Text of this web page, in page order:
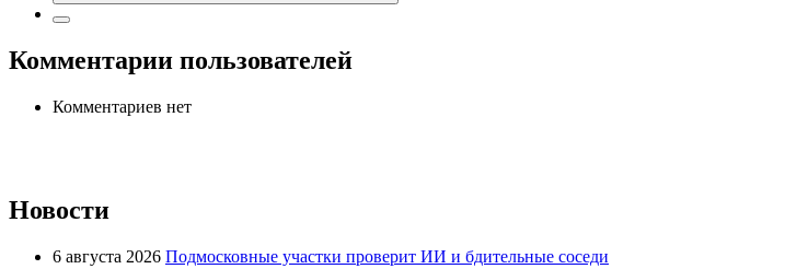
Комментарии пользователей
Комментариев нет
Новости
6 августа 2026 Подмосковные участки проверит ИИ и бдительные соседи